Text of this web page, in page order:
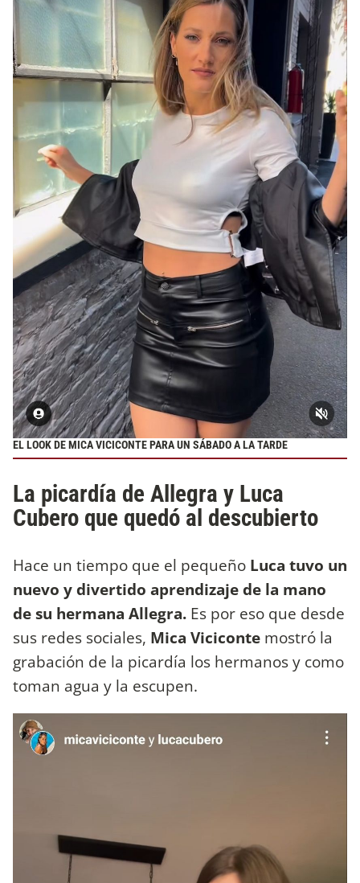
EL LOOK DE MICA VICICONTE PARA UN SÁBADO A LA TARDE
La picardía de Allegra y Luca
Cubero que quedó al descubierto
Hace un tiempo que el pequeño Luca tuvo un
nuevo y divertido aprendizaje de la mano
de su hermana Allegra. Es por eso que desde
sus redes sociales, Mica Viciconte mostró la
grabación de la picardía los hermanos y como
toman agua y la escupen.